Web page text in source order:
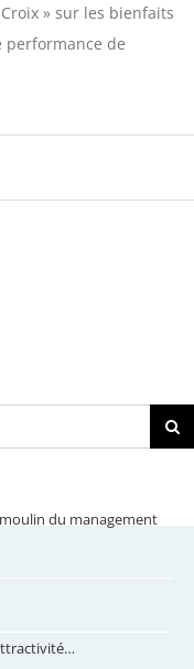
» sur les bienfaits
performance de
du management